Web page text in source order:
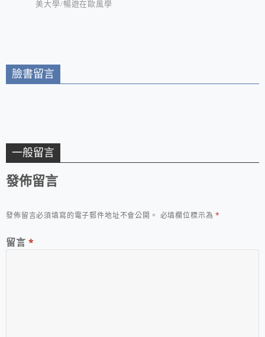
美大學/暢遊在歐風學
臉書留言
一般留言
發佈留言
發佈留言必須填寫的電子郵件地址不會公開。 必填欄位標示為*
留言 *